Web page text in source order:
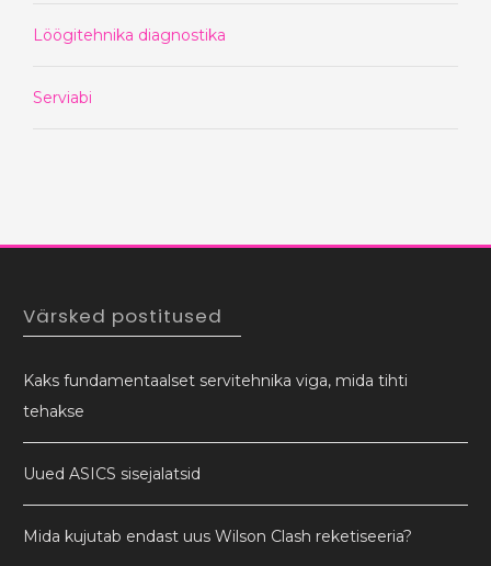
Löögitehnika diagnostika
Serviabi
Värsked postitused
Kaks fundamentaalset servitehnika viga, mida tihti
tehakse
Uued ASICS sisejalatsid
Mida kujutab endast uus Wilson Clash reketiseeria?